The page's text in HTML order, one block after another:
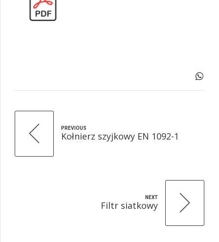
PREVIOUS
Kołnierz szyjkowy EN 1092-1
NEXT
Filtr siatkowy